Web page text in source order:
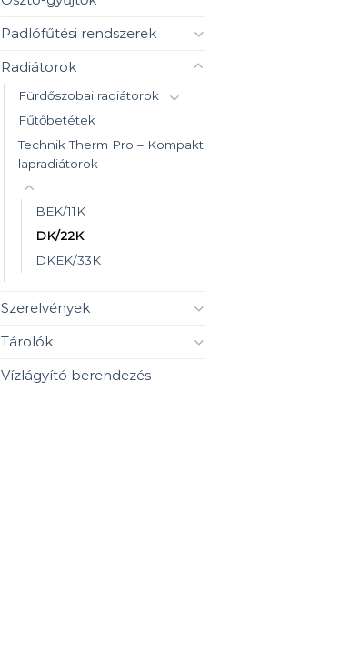
Padlófűtési rendszerek
Radiátorok
Fürdőszobai radiátorok
Fűtőbetétek
Technik Therm Pro – Kompakt
lapradiátorok
BEK/11K
DK/22K
DKEK/33K
Szerelvények
Tárolók
Vízlágyító berendezés